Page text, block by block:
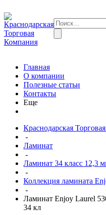
Главная
О компании
Полезные статьи
Контакты
Еще
Краснодарская
-
Ламинат
-
Ламинат 34 класс 12,3
-
Коллекция ламината
-
Ламинат Enjoy Laurel
34 кл